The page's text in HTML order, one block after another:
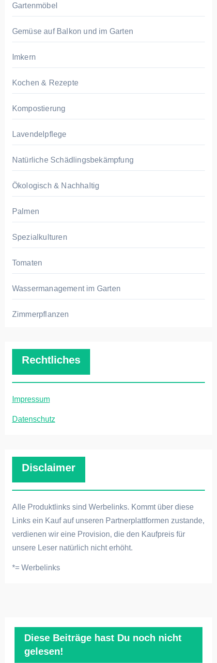
Gartenmöbel
Gemüse auf Balkon und im Garten
Imkern
Kochen & Rezepte
Kompostierung
Lavendelpflege
Natürliche Schädlingsbekämpfung
Ökologisch & Nachhaltig
Palmen
Spezialkulturen
Tomaten
Wassermanagement im Garten
Zimmerpflanzen
Rechtliches
Impressum
Datenschutz
Disclaimer
Alle Produktlinks sind Werbelinks. Kommt über diese
Links ein Kauf auf unseren Partnerplattformen zustande,
verdienen wir eine Provision, die den Kaufpreis für
unsere Leser natürlich nicht erhöht.
*= Werbelinks
Diese Beiträge hast Du noch nicht
gelesen!